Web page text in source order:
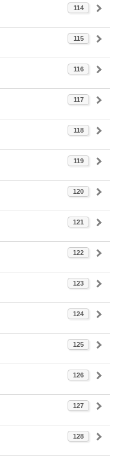
114
115
116
117
118
119
120
121
122
123
124
125
126
127
128